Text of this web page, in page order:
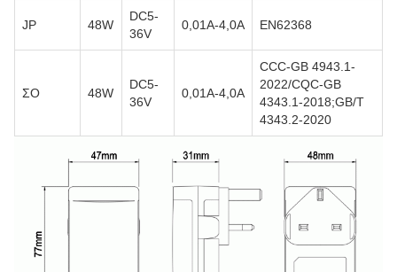
JP 48W
DC5-
36V
0,01Α-4,0Α EN62368
ΣΟ 48W
DC5-
36V
0,01Α-4,0Α
CCC-GB 4943.1-
2022/CQC-GB
4343.1-2018;GB/T
4343.2-2020